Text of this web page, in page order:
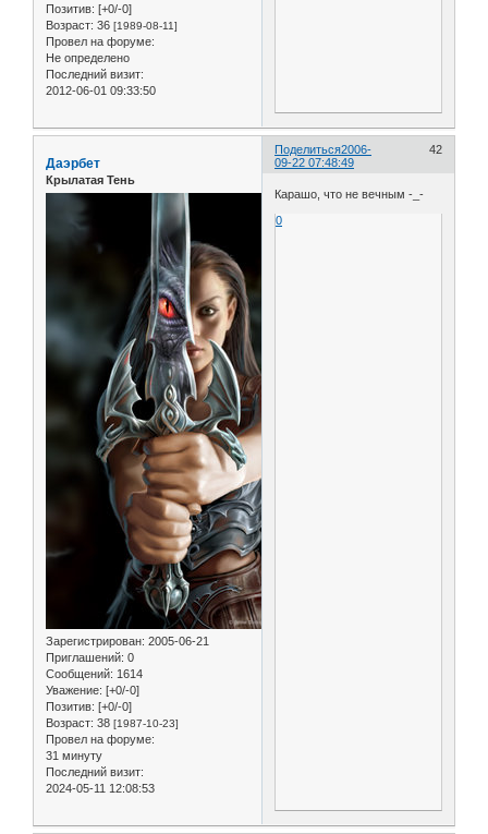
Позитив: [+0/-0]
Возраст: 36 [1989-08-11]
Провел на форуме:
Не определено
Последний визит:
2012-06-01 09:33:50
Поделиться 42
2006-
09-22 07:48:49
Даэрбет
Крылатая Тень
Зарегистрирован: 2005-06-21
Приглашений: 0
Сообщений: 1614
Уважение: [+0/-0]
Позитив: [+0/-0]
Возраст: 38 [1987-10-23]
Провел на форуме:
31 минуту
Последний визит:
2024-05-11 12:08:53
Карашо, что не вечным -_-
0